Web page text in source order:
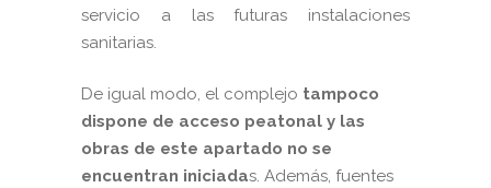
servicio a las futuras instalaciones
sanitarias.
De igual modo, el complejo tampoco
dispone de acceso peatonal y las
obras de este apartado no se
encuentran iniciadas. Además, fuentes